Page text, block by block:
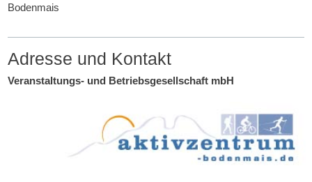
Bodenmais
Adresse und Kontakt
Veranstaltungs- und Betriebsgesellschaft mbH